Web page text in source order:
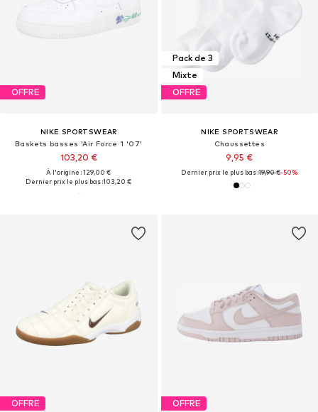
OFFRE
NIKE SPORTSWEAR
Baskets basses 'Air Force 1 '07'
103,20 €
À l'origine : 129,00 €
Dernier prix le plus bas :103,20 €
Pack de 3
Mixte
OFFRE
NIKE SPORTSWEAR
Chaussettes
9,95 €
Dernier prix le plus bas :19,90 €-50%
OFFRE OFFRE